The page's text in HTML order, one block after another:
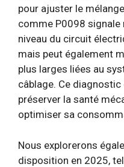
pour ajuster le
comme P0098 signale
niveau du circuit
mais peut également
plus larges liées au
câblage. Ce
préserver la santé
optimiser sa
Nous explorerons
disposition en 2025,